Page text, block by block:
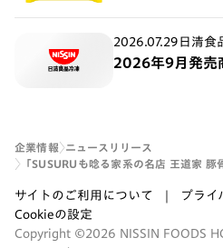
2026.07.29 日清食
2026年9月発売
企業情報
ニュースリリース
「SUSURUも唸る家系の名店 王道家
サイトのご利用について
プライ
Cookieの設定
Copyright ©2026 NISSIN FOODS